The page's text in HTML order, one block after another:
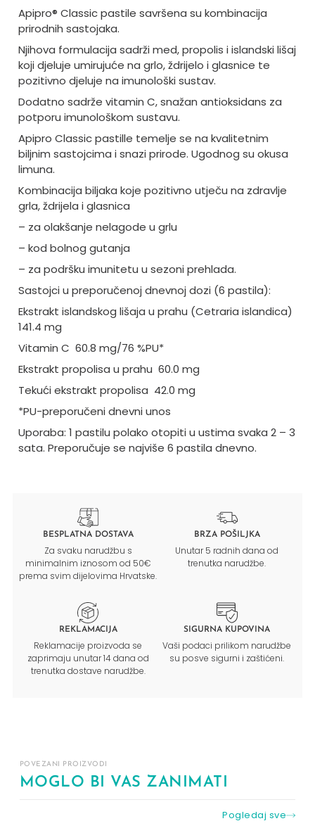
Apipro® Classic pastile savršena su kombinacija
prirodnih sastojaka.
Njihova formulacija sadrži med, propolis i islandski lišaj
koji djeluje umirujuće na grlo, ždrijelo i glasnice te
pozitivno djeluje na imunološki sustav.
Dodatno sadrže vitamin C, snažan antioksidans za
potporu imunološkom sustavu.
Apipro Classic pastille temelje se na kvalitetnim
biljnim sastojcima i snazi prirode. Ugodnog su okusa
limuna.
Kombinacija biljaka koje pozitivno utječu na zdravlje
grla, ždrijela i glasnica
– za olakšanje nelagode u grlu
– kod bolnog gutanja
– za podršku imunitetu u sezoni prehlada.
Sastojci u preporučenoj dnevnoj dozi (6 pastila):
Ekstrakt islandskog lišaja u prahu (Cetraria islandica)
141.4 mg
Vitamin C 60.8 mg/76 %PU*
Ekstrakt propolisa u prahu 60.0 mg
Tekući ekstrakt propolisa 42.0 mg
*PU-preporučeni dnevni unos
Uporaba: 1 pastilu polako otopiti u ustima svaka 2 – 3
sata. Preporučuje se najviše 6 pastila dnevno.
BESPLATNA DOSTAVA
Za svaku narudžbu s
minimalnim iznosom od 50€
prema svim dijelovima Hrvatske.
BRZA POŠILJKA
Unutar 5 radnih dana od
trenutka narudžbe.
REKLAMACIJA
Reklamacije proizvoda se
zaprimaju unutar 14 dana od
trenutka dostave narudžbe.
SIGURNA KUPOVINA
Vaši podaci prilikom narudžbe
su posve sigurni i zaštićeni.
POVEZANI PROIZVODI
MOGLO BI VAS ZANIMATI
Pogledaj sve